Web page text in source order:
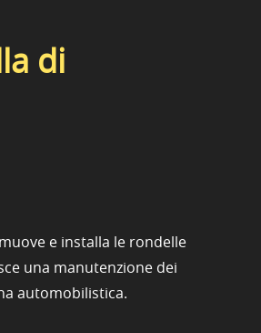
di
e installa le rondelle
una manutenzione dei
automobilistica.